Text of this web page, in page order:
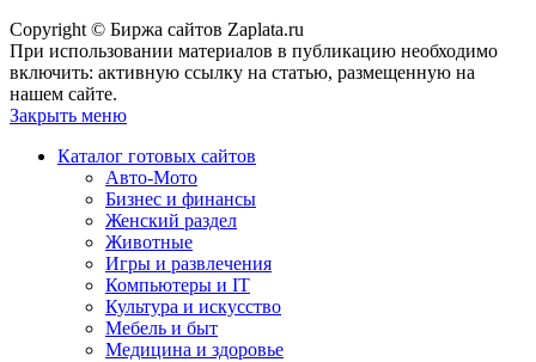
Copyright © Биржа сайтов Zaplata.ru
При использовании материалов в публикацию необходимо
включить: активную ссылку на статью, размещенную на
нашем сайте.
Закрыть меню
Каталог готовых сайтов
Авто-Мото
Бизнес и финансы
Женский раздел
Животные
Игры и развлечения
Компьютеры и IT
Культура и искусство
Мебель и быт
Медицина и здоровье